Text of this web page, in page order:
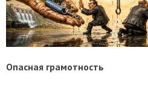
Опасная грамотность